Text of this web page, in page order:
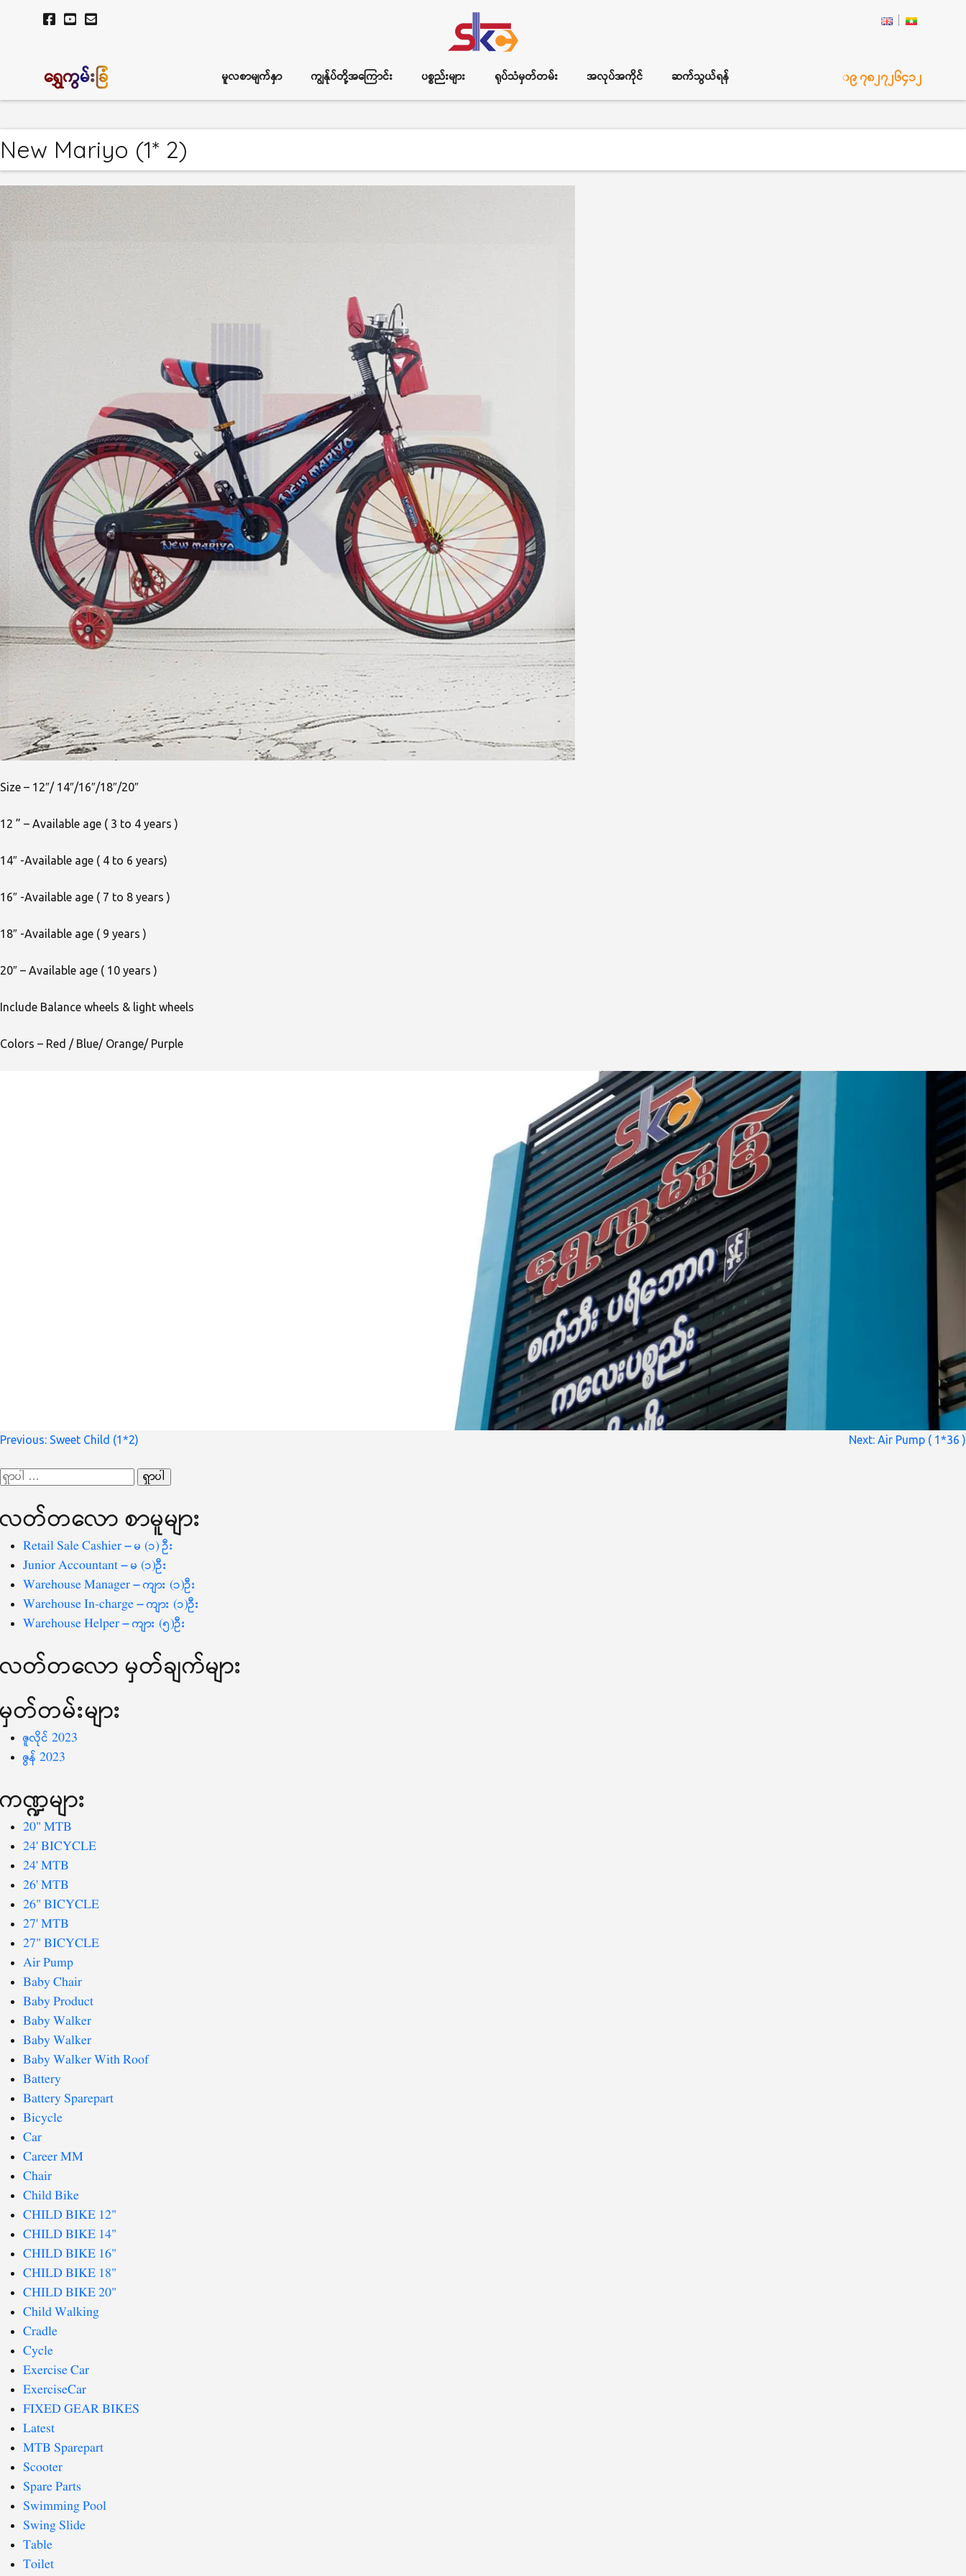
ရွှေကွမ်းခြံ မူလစာမျက်နှာ ကျွန်ုပ်တို့အကြောင်း ပစ္စည်းများ ရုပ်သံမှတ်တမ်း အလုပ်အကိုင် ဆက်သွယ်ရန် ၀၉ ၇၈၂၇၂၆၄၁၂
New Mariyo (1* 2)
Size – 12″/ 14″/16″/18″/20″
12 ” – Available age ( 3 to 4 years )
14″ -Available age ( 4 to 6 years)
16″ -Available age ( 7 to 8 years )
18″ -Available age ( 9 years )
20″ – Available age ( 10 years )
Include Balance wheels & light wheels
Colors – Red / Blue/ Orange/ Purple
စာမူ
လမ်းကြောင်း
Previous: Sweet Child (1*2) Next: Air Pump ( 1*36 )
ရှာ
စကားလုံး
လတ်တ‌လော စာမူများ
Retail Sale Cashier – မ (၁) ဦး
Junior Accountant – မ (၁)ဦး
Warehouse Manager – ကျား (၁)ဦး
Warehouse In-charge – ကျား (၁)ဦး
Warehouse Helper – ကျား (၅)ဦး
လတ်တ‌လော မှတ်ချက်များ
မှတ်တမ်းများ
ဇူလိုင် 2023
ဇွန် 2023
ကဏ္ဍများ
20" MTB
24' BICYCLE
24' MTB
26' MTB
26" BICYCLE
27' MTB
27" BICYCLE
Air Pump
Baby Chair
Baby Product
Baby Walker
Baby Walker
Baby Walker With Roof
Battery
Battery Sparepart
Bicycle
Car
Career MM
Chair
Child Bike
CHILD BIKE 12"
CHILD BIKE 14"
CHILD BIKE 16"
CHILD BIKE 18"
CHILD BIKE 20"
Child Walking
Cradle
Cycle
Exercise Car
ExerciseCar
FIXED GEAR BIKES
Latest
MTB Sparepart
Scooter
Spare Parts
Swimming Pool
Swing Slide
Table
Toilet